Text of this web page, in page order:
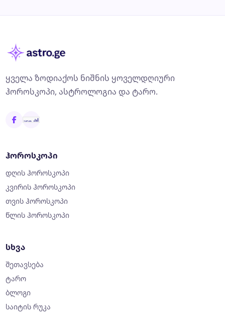
ყველა ზოდიაქოს ნიშნის ყოველდღიური
ჰოროსკოპი, ასტროლოგია და ტარო.
ჰოროსკოპი
დღის ჰოროსკოპი
კვირის ჰოროსკოპი
თვის ჰოროსკოპი
წლის ჰოროსკოპი
სხვა
შეთავსება
ტარო
ბლოგი
საიტის რუკა